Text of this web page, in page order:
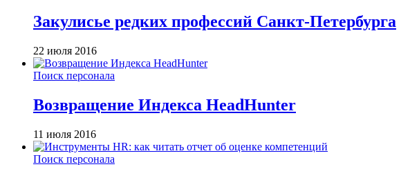
Закулисье редких профессий Санкт-Петербурга
22 июля 2016
Поиск персонала
Возвращение Индекса HeadHunter
11 июля 2016
Поиск персонала